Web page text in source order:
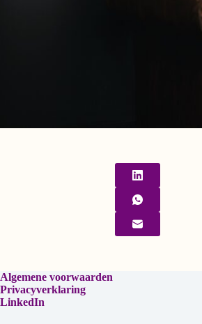
Algemene voorwaarden
Privacyverklaring
LinkedIn